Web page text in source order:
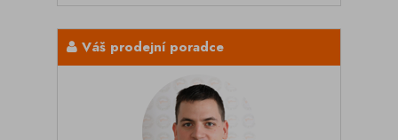
Váš prodejní poradce